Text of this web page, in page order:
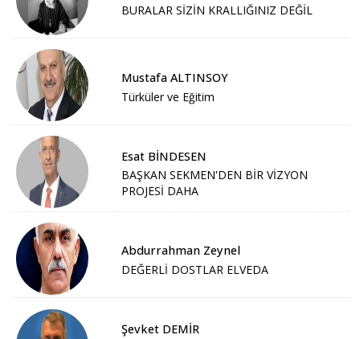
BURALAR SİZİN KRALLIĞINIZ DEĞİL
Mustafa ALTINSOY
Türküler ve Eğitim
Esat BİNDESEN
BAŞKAN SEKMEN'DEN BİR VİZYON
PROJESİ DAHA
Abdurrahman Zeynel
DEĞERLİ DOSTLAR ELVEDA
Şevket DEMİR